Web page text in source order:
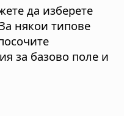
да изберете
някои типове
за базово поле и